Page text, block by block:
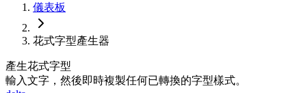
儀表板
花式字型產生器
產生花式字型
輸入文字，然後即時複製任何已轉換的字型樣式。